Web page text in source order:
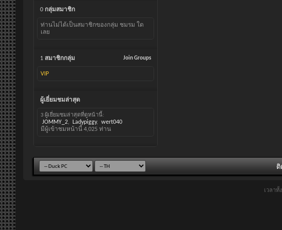
0 กลุ่มสมาชิก
ท่านไม่ได้เป็นสมาชิกของกลุ่ม ชมรม ใด
เลย
Join Groups
1 สมาชิกกลุ่ม
VIP
ผู้เยี่ยมชมล่าสุด
3 ผู้เยี่ยมชมล่าสุดที่ดูหน้านี้:
JOMMY_2 Ladypiggy
wert040
มีผู้เข้าชมหน้านี้ 4,025 ท่าน
ติ
เวลาทั้